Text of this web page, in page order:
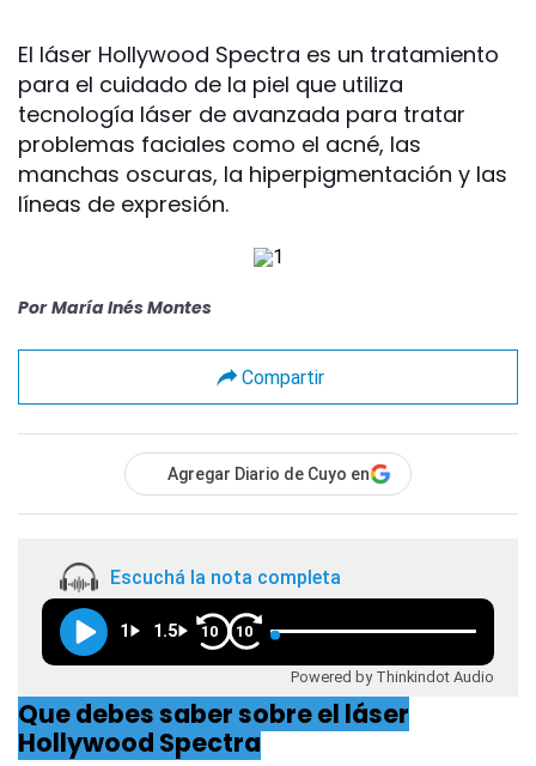
El láser Hollywood Spectra es un tratamiento
para el cuidado de la piel que utiliza
tecnología láser de avanzada para tratar
problemas faciales como el acné, las
manchas oscuras, la hiperpigmentación y las
líneas de expresión.
Por María Inés Montes
Compartir
Agregar Diario de Cuyo en
Escuchá la nota completa
1 1.5 10 10
Powered by Thinkindot Audio
Que debes saber sobre el láser
Hollywood Spectra